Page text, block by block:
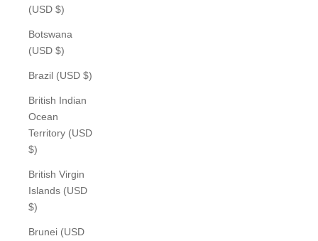
(USD $)
Botswana
(USD $)
Brazil (USD $)
British Indian
Ocean
Territory (USD
$)
British Virgin
Islands (USD
$)
Brunei (USD